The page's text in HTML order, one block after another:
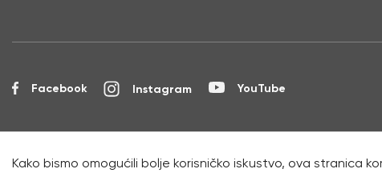
Facebook Instagram YouTube
Copyright © 2026 NIS a.d. Novi
Kako bismo omogućili bolje korisničko iskustvo, ova stranica